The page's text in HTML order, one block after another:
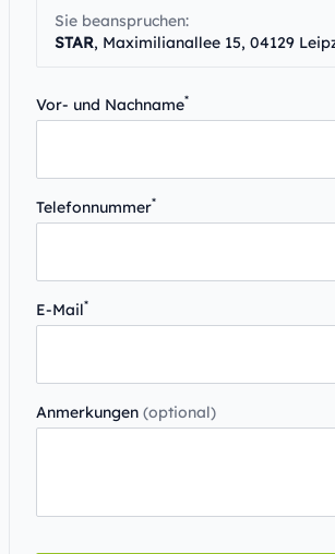
Sie beanspruchen:
STAR, Maximilianallee 15, 04129
Vor- und Nachname*
Telefonnummer*
E-Mail*
Anmerkungen (optional)